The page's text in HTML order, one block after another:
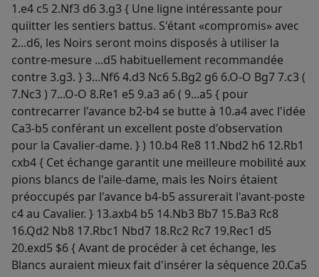
1.e4 c5 2.Nf3 d6 3.g3 { Une ligne intéressante pour
quiitter les sentiers battus. S'étant «compromis» avec
2...d6, les Noirs seront moins disposés à utiliser la
contre-mesure ...d5 habituellement recommandée
contre 3.g3. } 3...Nf6 4.d3 Nc6 5.Bg2 g6 6.O-O Bg7 7.c3 (
7.Nc3 ) 7...O-O 8.Re1 e5 9.a3 a6 ( 9...a5 { pour
contrecarrer l'avance b2-b4 se butte à 10.a4 avec l'idée
Ca3-b5 conférant un excellent poste d'observation
pour la Cavalier-dame. } ) 10.b4 Re8 11.Nbd2 h6 12.Rb1
cxb4 { Cet échange garantit une meilleure mobilité aux
pions blancs de l'aile-dame, mais les Noirs étaient
préoccupés par l'avance b4-b5 assurerait l'avant-poste
c4 au Cavalier. } 13.axb4 b5 14.Nb3 Bb7 15.Ba3 Rc8
16.Qd2 Nb8 17.Rbc1 Nbd7 18.Rc2 Rc7 19.Rec1 d5
20.exd5 $6 { Avant de procéder à cet échange, les
Blancs auraient mieux fait d'insérer la séquence 20.Ca5